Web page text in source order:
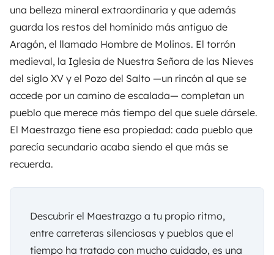
una belleza mineral extraordinaria y que además
guarda los restos del homínido más antiguo de
Aragón, el llamado Hombre de Molinos. El torrón
medieval, la Iglesia de Nuestra Señora de las Nieves
del siglo XV y el Pozo del Salto —un rincón al que se
accede por un camino de escalada— completan un
pueblo que merece más tiempo del que suele dársele.
El Maestrazgo tiene esa propiedad: cada pueblo que
parecía secundario acaba siendo el que más se
recuerda.
Descubrir el Maestrazgo a tu propio ritmo,
entre carreteras silenciosas y pueblos que el
tiempo ha tratado con mucho cuidado, es una